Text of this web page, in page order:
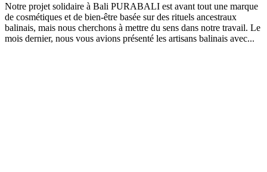
Notre projet solidaire à Bali PURABALI est avant tout une marque
de cosmétiques et de bien-être basée sur des rituels ancestraux
balinais, mais nous cherchons à mettre du sens dans notre travail. Le
mois dernier, nous vous avions présenté les artisans balinais avec...